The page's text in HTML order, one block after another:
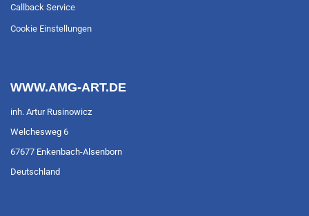
Callback Service
Cookie Einstellungen
WWW.AMG-ART.DE
inh. Artur Rusinowicz
Welchesweg 6
67677 Enkenbach-Alsenborn
Deutschland